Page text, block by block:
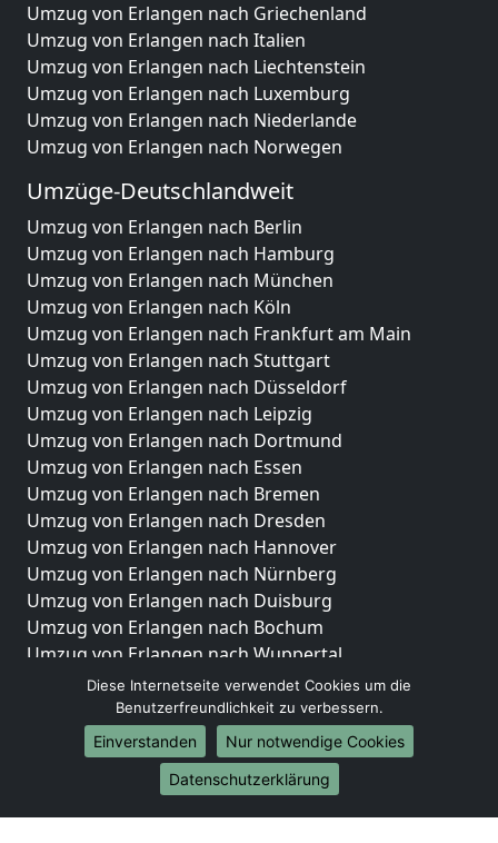
Umzug von Erlangen nach Griechenland
Umzug von Erlangen nach Italien
Umzug von Erlangen nach Liechtenstein
Umzug von Erlangen nach Luxemburg
Umzug von Erlangen nach Niederlande
Umzug von Erlangen nach Norwegen
Umzüge-Deutschlandweit
Umzug von Erlangen nach Berlin
Umzug von Erlangen nach Hamburg
Umzug von Erlangen nach München
Umzug von Erlangen nach Köln
Umzug von Erlangen nach Frankfurt am Main
Umzug von Erlangen nach Stuttgart
Umzug von Erlangen nach Düsseldorf
Umzug von Erlangen nach Leipzig
Umzug von Erlangen nach Dortmund
Umzug von Erlangen nach Essen
Umzug von Erlangen nach Bremen
Umzug von Erlangen nach Dresden
Umzug von Erlangen nach Hannover
Umzug von Erlangen nach Nürnberg
Umzug von Erlangen nach Duisburg
Umzug von Erlangen nach Bochum
Umzug von Erlangen nach Wuppertal
Umzug von Erlangen nach Bielefeld
Umzug von Erlangen nach Bonn
Umzug von Erlangen nach Münster
Internationale-Umzüge
Umzug von Erlangen nach Brasilien
Diese Internetseite verwendet Cookies um die
Benutzerfreundlichkeit zu verbessern.
Einverstanden
Nur notwendige Cookies
Datenschutzerklärung